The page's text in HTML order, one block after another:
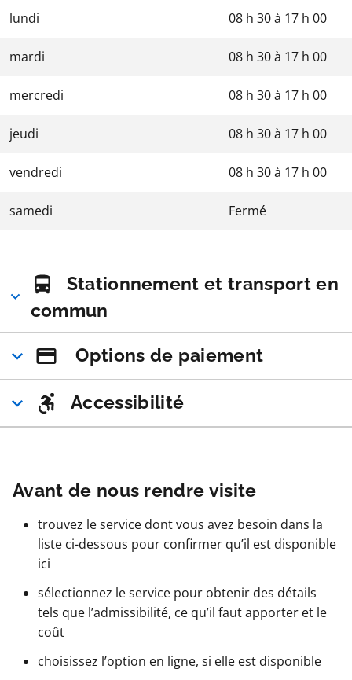
lundi 08 h 30à 17 h 00
mardi 08 h 30à 17 h 00
mercredi 08 h 30à 17 h 00
jeudi 08 h 30à 17 h 00
vendredi 08 h 30à 17 h 00
samedi Fermé
Stationnement et transport en
commun
Options de paiement
Accessibilité
Avant de nous rendre visite
trouvez le service dont vous avez besoin dans la
liste ci-dessous pour confirmer qu’il est disponible
ici
sélectionnez le service pour obtenir des détails
tels que l’admissibilité, ce qu’il faut apporter et le
coût
choisissez l’option en ligne, si elle est disponible